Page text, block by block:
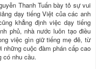
Thanh Tuấn bày tỏ sự vui
dạy tiếng Việt của các anh
khẳng định việc dạy tiếng
phủ, nhà nước luôn tạo điều
việc gìn giữ tiếng mẹ đẻ, từ
cuộc đàm phán cấp cao
có nhu cầu.